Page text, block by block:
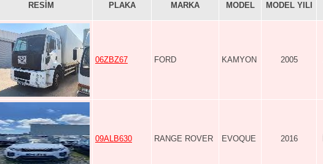
RESİM PLAKA MARKA MODEL MODEL YILI
06ZBZ67 FORD KAMYON 2005
09ALB630 RANGE ROVER EVOQUE 2016